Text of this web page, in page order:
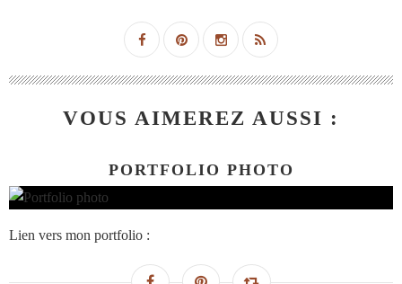
VOUS AIMEREZ AUSSI :
PORTFOLIO PHOTO
Lien vers mon portfolio :